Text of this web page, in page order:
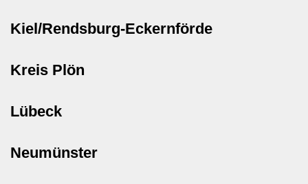
Kiel/Rendsburg-Eckernförde
Kreis Plön
Lübeck
Neumünster